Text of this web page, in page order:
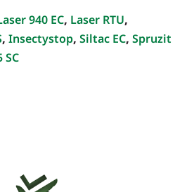
940 EC, Laser RTU,
, Insectystop, Siltac EC, Spruzit
SC